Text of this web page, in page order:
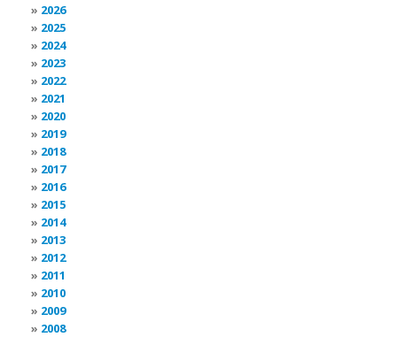
2026
2025
2024
2023
2022
2021
2020
2019
2018
2017
2016
2015
2014
2013
2012
2011
2010
2009
2008